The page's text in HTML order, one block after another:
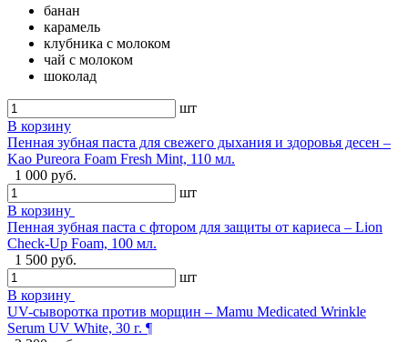
банан
карамель
клубника с молоком
чай с молоком
шоколад
шт
В корзину
Пенная зубная паста для свежего дыхания и здоровья десен –
Kao Pureora Foam Fresh Mint, 110 мл.
1 000 руб.
шт
В корзину
Пенная зубная паста с фтором для защиты от кариеса – Lion
Check-Up Foam, 100 мл.
1 500 руб.
шт
В корзину
UV-сыворотка против морщин – Mamu Medicated Wrinkle
Serum UV White, 30 г. ¶